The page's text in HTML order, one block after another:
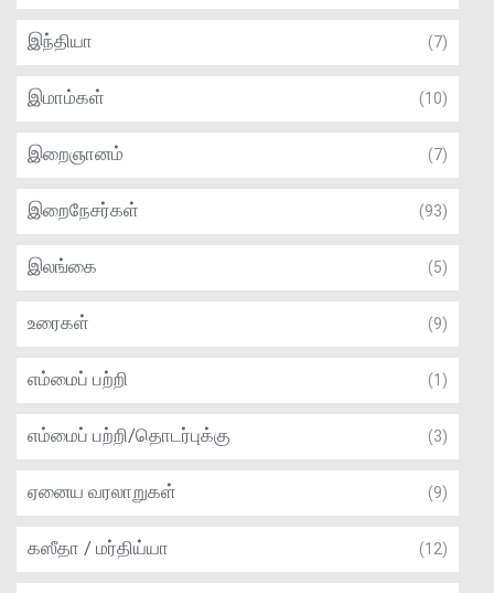
இந்தியா (7)
இமாம்கள் (10)
இறைஞானம் (7)
இறைநேசர்கள் (93)
இலங்கை (5)
உரைகள் (9)
எம்மைப் பற்றி (1)
எம்மைப் பற்றி/தொடர்புக்கு (3)
ஏனைய வரலாறுகள் (9)
கஸீதா / மர்திய்யா (12)